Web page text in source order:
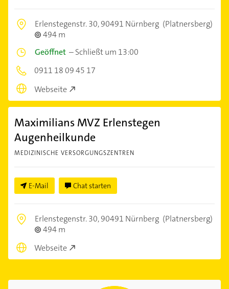
Erlenstegenstr. 30,90491 Nürnberg (Platnersberg)
494 m
Geöffnet –Schließt um 13:00
0911 18 09 45 17
Webseite
Maximilians MVZ Erlenstegen
Augenheilkunde
MEDIZINISCHE VERSORGUNGSZENTREN
E-Mail Chat starten
Erlenstegenstr. 30,90491 Nürnberg (Platnersberg)
494 m
Webseite